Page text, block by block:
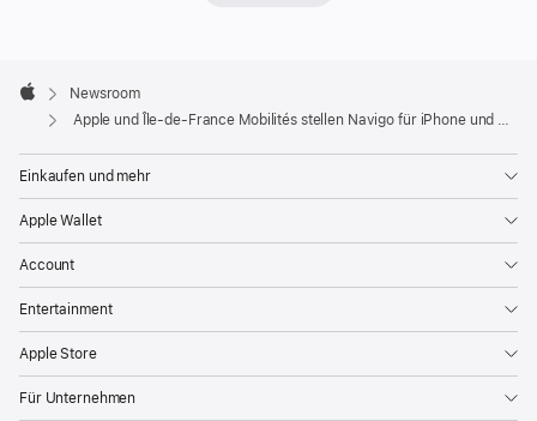
heute
eine
einfache
und
Möglichkeit
vorgestellt,
neue
Footer

Apple
Newsroom
Apple und Île-de-France Mobilités stellen Navigo für iPhone und Apple Watch vor
Einkaufen und mehr
Apple Wallet
Account
Entertainment
Apple Store
Für Unternehmen